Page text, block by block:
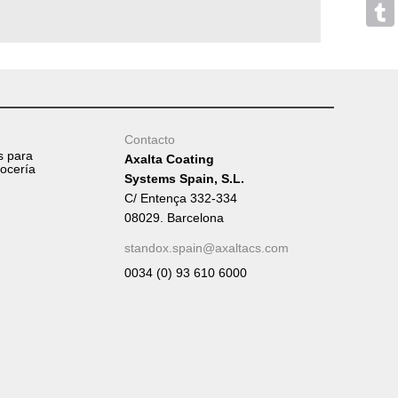
para
Contacto
Axalta Coating
Systems Spain, S.L.
C/ Entença 332-334
08029. Barcelona
standox.spain@axaltacs.com
0034 (0) 93 610 6000